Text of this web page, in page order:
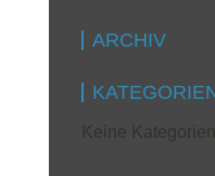
ARCHIV
Keine Kategorien